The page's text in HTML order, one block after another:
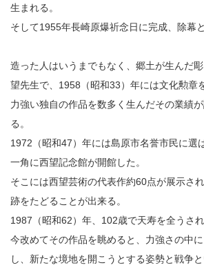
生まれる。
そして1955年長崎原爆祈念日に完成、除幕と
造った人はいうまでもなく、郷土が生んだ
望先生で、1958（昭和33）年には文化勲章
力強い独自の作品を数多く生んだその業績
る。
1972（昭和47）年には島原市名誉市民に選
一角に西望記念館が開館した。
そこには西望芸術の代表作約60点が展示さ
跡をたどることが出来る。
1987（昭和62）年、102歳で天寿を全うされ
今改めてその作品を眺めると、力強さの中
し、新たな境地を開こうとする姿勢と戦争